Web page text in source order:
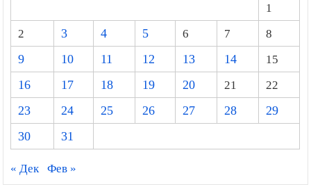
1
2
3 4 5 6 7
8
9
10 11 12 13 14
15
16
17 18 19 20 21
22
23
24 25 26 27 28
29
30
31
« Дек Фев »